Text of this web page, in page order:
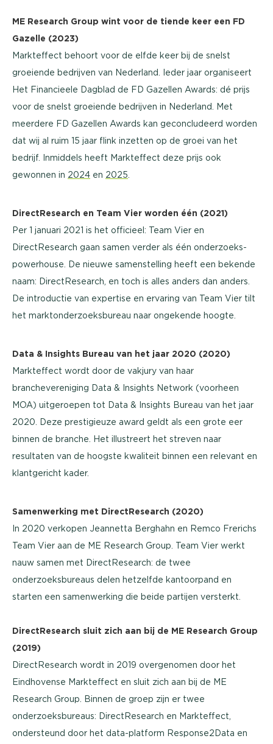
ME Research Group wint voor de tiende keer een FD
Gazelle (2023)
Markteffect behoort voor de elfde keer bij de snelst
groeiende bedrijven van Nederland. Ieder jaar organiseert
Het Financieele Dagblad de FD Gazellen Awards: dé prijs
voor de snelst groeiende bedrijven in Nederland. Met
meerdere FD Gazellen Awards kan geconcludeerd worden
dat wij al ruim 15 jaar flink inzetten op de groei van het
bedrijf. Inmiddels heeft Markteffect deze prijs ook
gewonnen in 2024 en 2025
DirectResearch en Team Vier worden één (2021)
Per 1 januari 2021 is het officieel: Team Vier en
DirectResearch gaan samen verder als één onderzoeks-
powerhouse. De nieuwe samenstelling heeft een bekende
naam: DirectResearch, en toch is alles anders dan anders.
De introductie van expertise en ervaring van Team Vier tilt
het marktonderzoeksbureau naar ongekende hoogte.
Data & Insights Bureau van het jaar 2020 (2020)
Markteffect wordt door de vakjury van haar
branchevereniging Data & Insights Network (voorheen
MOA) uitgeroepen tot Data & Insights Bureau van het jaar
2020. Deze prestigieuze award geldt als een grote eer
binnen de branche. Het illustreert het streven naar
resultaten van de hoogste kwaliteit binnen een relevant en
klantgericht kader.
Samenwerking met DirectResearch (2020)
In 2020 verkopen Jeannetta Berghahn en Remco Frerichs
Team Vier aan de ME Research Group. Team Vier werkt
nauw samen met DirectResearch: de twee
onderzoeksbureaus delen hetzelfde kantoorpand en
starten een samenwerking die beide partijen versterkt.
DirectResearch sluit zich aan bij de ME Research Group
(2019)
DirectResearch wordt in 2019 overgenomen door het
Eindhovense Markteffect en sluit zich aan bij de ME
Research Group. Binnen de groep zijn er twee
onderzoeksbureaus: DirectResearch en Markteffect,
ondersteund door het data-platform Response2Data en